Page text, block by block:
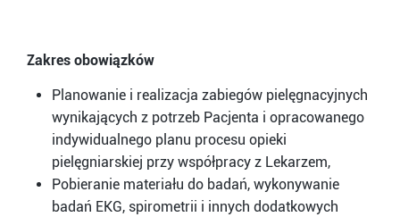
Zakres obowiązków
Planowanie i realizacja zabiegów pielęgnacyjnych
wynikających z potrzeb Pacjenta i opracowanego
indywidualnego planu procesu opieki
pielęgniarskiej przy współpracy z Lekarzem,
Pobieranie materiału do badań, wykonywanie
badań EKG, spirometrii i innych dodatkowych